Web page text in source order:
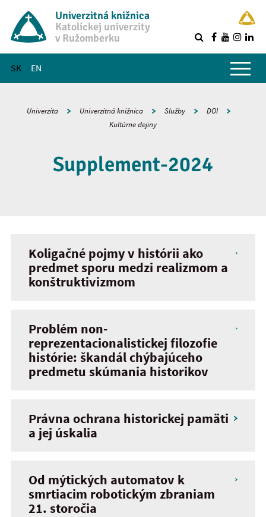
Univerzitná knižnica
Katolíckej univerzity
v Ružomberku
SK EN
Hlavné menu
Univerzita Univerzitná knižnica Služby
DOI
Kultúrne dejiny
Supplement-2024
Koligačné pojmy v histórii ako
predmet sporu medzi realizmom a
konštruktivizmom
Problém non-
reprezentacionalistickej filozofie
histórie: škandál chýbajúceho
predmetu skúmania historikov
Právna ochrana historickej pamäti
a jej úskalia
Od mýtických automatov k
smrtiacim robotickým zbraniam
21. storočia